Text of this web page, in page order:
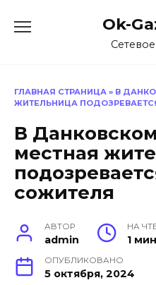
Ok-
ГЛАВНАЯ СТРАНИЦА » В
ЖИТЕЛЬНИЦА
В
местная
сожителя
АВТОР
admin
НА
1 мин
ОПУБЛИКОВАНО
5 октября, 2024